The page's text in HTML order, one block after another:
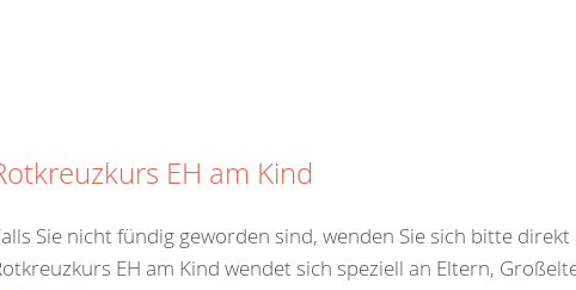
EH am Kind
Sie nicht fündig geworden sind, wenden Sie sich bitte
EH am Kind wendet sich speziell an Eltern,